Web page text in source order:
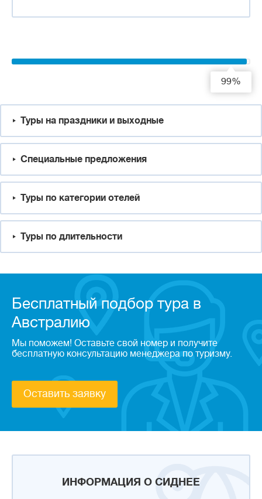
ИНФОРМАЦИЯ О СИДНЕЕ
99%
Туры на праздники и выходные
Специальные предложения
Туры по категории отелей
Туры по длительности
Бесплатный подбор тура в
Австралию
Мы поможем! Оставьте свой номер и получите
бесплатную консультацию менеджера по туризму.
Оставить заявку